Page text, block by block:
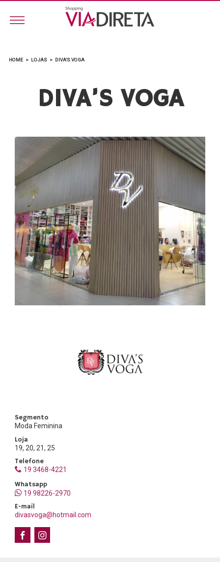
HOME > LOJAS > DIVA’S VOGA
DIVA’S VOGA
Segmento
Moda Feminina
Loja
19, 20, 21, 25
Telefone
19 3468-4221
Whatsapp
19 98226-2970
E-mail
divasvoga@hotmail.com